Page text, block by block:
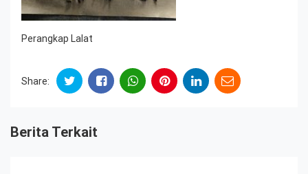
Perangkap Lalat
Share:
Berita Terkait